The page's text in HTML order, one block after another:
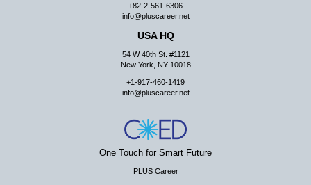
④ 회원은 회사의 서비스에서 타 사이트의 홍보행위를 하지 않
아야 하며 공공질서나 미풍약속에 위배되는 내용 혹은 저작권을
리 행위도 할 수 없습니다.
사가 통지하는 사항을 준수하여야 하며, 기타 회사의 업무에 방
해되는 행위를 하여서는 아니 됩니다.
제8조 (회원의 관리)
① 회원은 언제든 이 약관에 대한 동의를 철회할 수 있습니다.
+82-2-561-6306
info@pluscareer.net
USA HQ
54 W 40th St. #1121
New York, NY 10018
+1-917-460-1419
info@pluscareer.net
One Touch for Smart Future
PLUS Career